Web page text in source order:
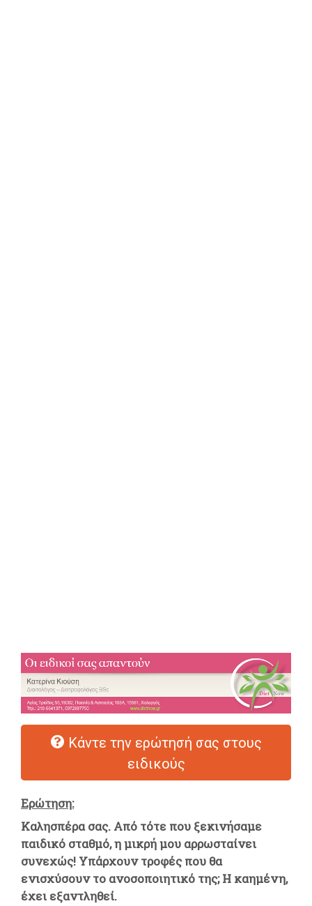
Κάντε την ερώτησή σας στους
ειδικούς
Ερώτηση:
Καλησπέρα σας. Από τότε που ξεκινήσαμε
παιδικό σταθμό, η μικρή μου αρρωσταίνει
συνεχώς! Υπάρχουν τροφές που θα
ενισχύσουν το ανοσοποιητικό της; Η καημένη,
έχει εξαντληθεί.